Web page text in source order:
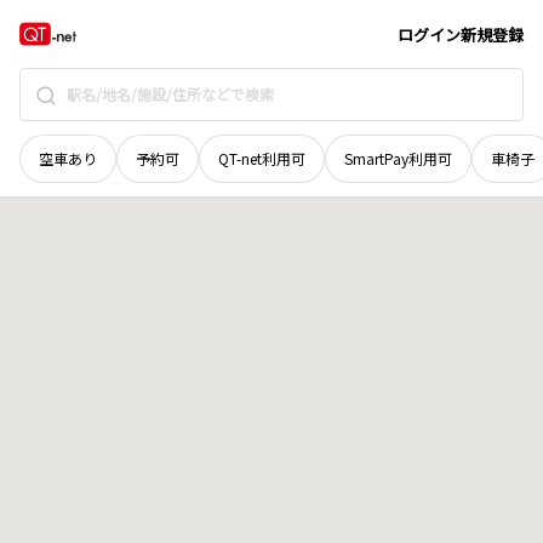
ログイン新規登録
空車あり 予約可 QT-net利用可 SmartPay利用可 車椅子
宮城県